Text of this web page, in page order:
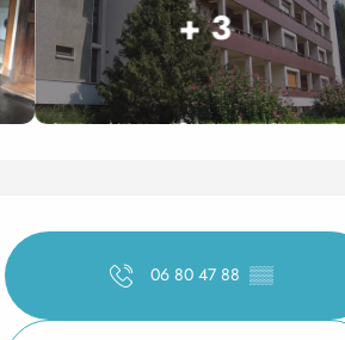
+ 3
Horarios y
06 80 47 88 ▒▒